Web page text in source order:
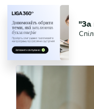
БУХГАЛТЕР
"За